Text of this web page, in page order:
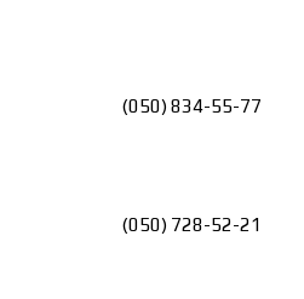
(050) 834-55-77
(050) 728-52-21